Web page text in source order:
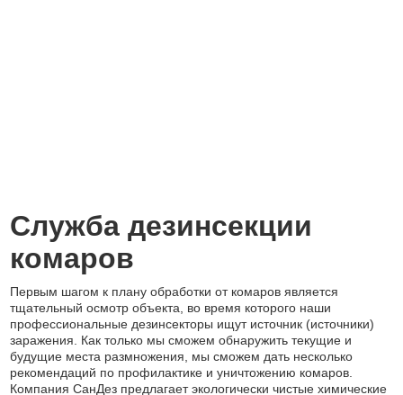
Служба дезинсекции
комаров
Первым шагом к плану обработки от комаров является
тщательный осмотр объекта, во время которого наши
профессиональные дезинсекторы ищут источник (источники)
заражения. Как только мы сможем обнаружить текущие и
будущие места размножения, мы сможем дать несколько
рекомендаций по профилактике и уничтожению комаров.
Компания СанДез предлагает экологически чистые химические